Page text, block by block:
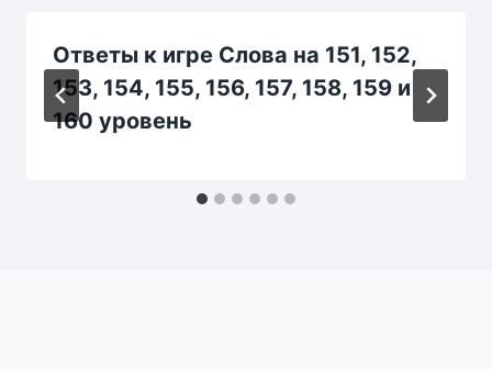
Ответы к игре Слова на 151, 152,
153, 154, 155, 156, 157, 158, 159 и
160 уровень